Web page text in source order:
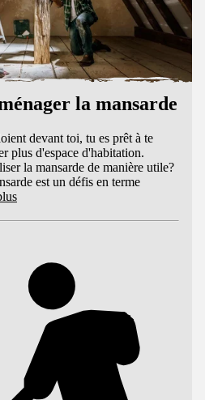
la mansarde
devant toi, tu es prêt à te
plus d'espace d'habitation.
la mansarde de manière utile?
est un défis en terme